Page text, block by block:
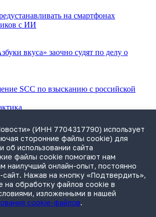
на смартфонах
с ИИ
вкуса» заочно судят по делу о
SCC по взысканию с российской
применять для фиксации нарушений
приговорили к 12 годам по делу
(ИНН 7704317790) использует
сторонние файлы cookie) для
об использовании сайта
файлы cookie помогают нам
наилучший онлайн-опыт, постоянно
Нажав на кнопку «Подтвердить»,
на обработку файлов cookie в
изложенными в нашей
cookie-файлов.